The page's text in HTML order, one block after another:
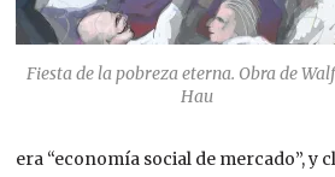
Fiesta de la pobreza eterna. Obra de
Hau
era “economía social de mercado”, y